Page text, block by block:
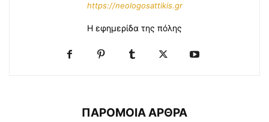
https://neologosattikis.gr
Η εφημερίδα της πόλης
ΠΑΡΟΜΟΙΑ ΑΡΘΡΑ